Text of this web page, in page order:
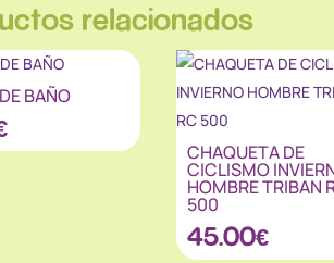
relacionados
BAÑO
CHAQUETA DE
CICLISMO
HOMBRE TRIBAN
500
45.00€